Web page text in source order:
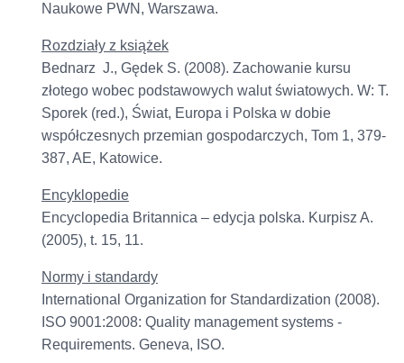
Naukowe PWN, Warszawa.
Rozdziały z książek
Bednarz J., Gędek S. (2008). Zachowanie kursu
złotego wobec podstawowych walut światowych. W: T.
Sporek (red.), Świat, Europa i Polska w dobie
współczesnych przemian gospodarczych, Tom 1, 379-
387, AE, Katowice.
Encyklopedie
Encyclopedia Britannica – edycja polska. Kurpisz A.
(2005), t. 15, 11.
Normy i standardy
International Organization for Standardization (2008).
ISO 9001:2008: Quality management systems -
Requirements. Geneva, ISO.